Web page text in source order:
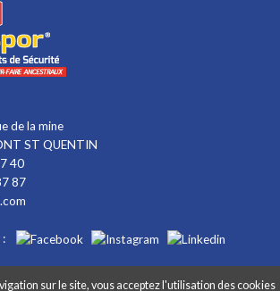
de la mine
ST QUENTIN
40
87
:
sur le site, vous acceptez l'utilisation des cookies